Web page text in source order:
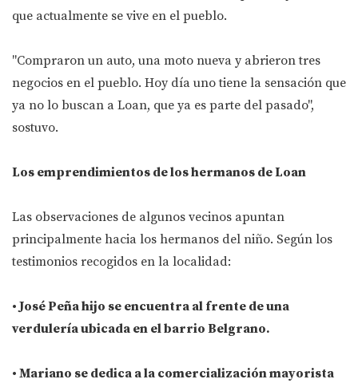
que actualmente se vive en el pueblo.
"Compraron un auto, una moto nueva y abrieron tres
negocios en el pueblo. Hoy día uno tiene la sensación que
ya no lo buscan a Loan, que ya es parte del pasado",
sostuvo.
Los emprendimientos de los hermanos de Loan
Las observaciones de algunos vecinos apuntan
principalmente hacia los hermanos del niño. Según los
testimonios recogidos en la localidad:
• José Peña hijo se encuentra al frente de una
verdulería ubicada en el barrio Belgrano.
• Mariano se dedica a la comercialización mayorista